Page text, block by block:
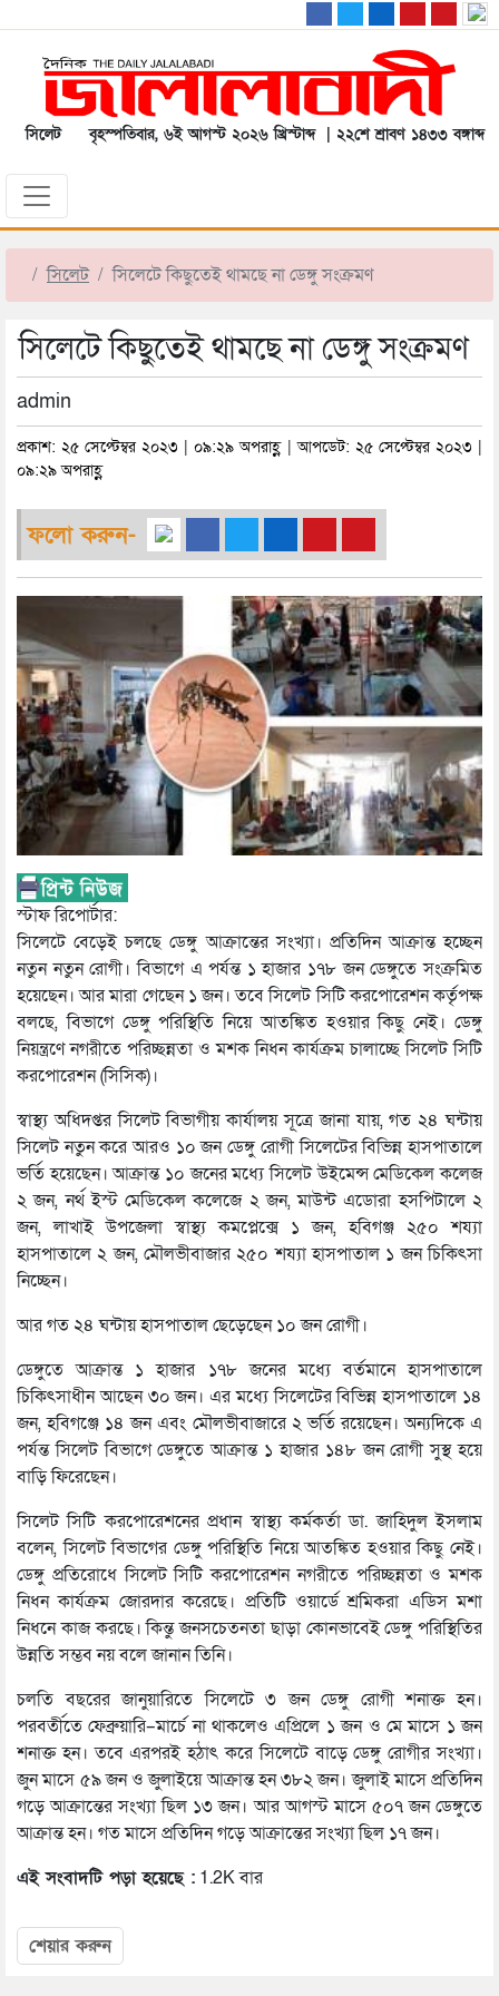
সিলেট বৃহস্পতিবার, ৬ই আগস্ট ২০২৬ খ্রিস্টাব্দ | ২২শে শ্রাবণ ১৪৩৩ বঙ্গাব্দ
সিলেট সিলেটে কিছুতেই থামছে না ডেঙ্গু সংক্রমণ
সিলেটে কিছুতেই থামছে না ডেঙ্গু সংক্রমণ
admin
প্রকাশ: ২৫ সেপ্টেম্বর ২০২৩ | ০৯:২৯ অপরাহ্ণ | আপডেট: ২৫ সেপ্টেম্বর ২০২৩ |
০৯:২৯ অপরাহ্ণ
ফলো করুন-
স্টাফ রিপোর্টার:
সিলেটে বেড়েই চলছে ডেঙ্গু আক্রান্তের সংখ্যা। প্রতিদিন আক্রান্ত হচ্ছেন
নতুন নতুন রোগী। বিভাগে এ পর্যন্ত ১ হাজার ১৭৮ জন ডেঙ্গুতে সংক্রমিত
হয়েছেন। আর মারা গেছেন ১ জন। তবে সিলেট সিটি করপোরেশন কর্তৃপক্ষ
বলছে, বিভাগে ডেঙ্গু পরিস্থিতি নিয়ে আতঙ্কিত হওয়ার কিছু নেই। ডেঙ্গু
নিয়ন্ত্রণে নগরীতে পরিচ্ছন্নতা ও মশক নিধন কার্যক্রম চালাচ্ছে সিলেট সিটি
করপোরেশন (সিসিক)।
স্বাস্থ্য অধিদপ্তর সিলেট বিভাগীয় কার্যালয় সূত্রে জানা যায়, গত ২৪ ঘন্টায়
সিলেট নতুন করে আরও ১০ জন ডেঙ্গু রোগী সিলেটের বিভিন্ন হাসপাতালে
ভর্তি হয়েছেন। আক্রান্ত ১০ জনের মধ্যে সিলেট উইমেন্স মেডিকেল কলেজ
২ জন, নর্থ ইস্ট মেডিকেল কলেজে ২ জন, মাউন্ট এডোরা হসপিটালে ২
জন, লাখাই উপজেলা স্বাস্থ্য কমপ্লেক্সে ১ জন, হবিগঞ্জ ২৫০ শয্যা
হাসপাতালে ২ জন, মৌলভীবাজার ২৫০ শয্যা হাসপাতাল ১ জন চিকিৎসা
নিচ্ছেন।
আর গত ২৪ ঘন্টায় হাসপাতাল ছেড়েছেন ১০ জন রোগী।
ডেঙ্গুতে আক্রান্ত ১ হাজার ১৭৮ জনের মধ্যে বর্তমানে হাসপাতালে
চিকিৎসাধীন আছেন ৩০ জন। এর মধ্যে সিলেটের বিভিন্ন হাসপাতালে ১৪
জন, হবিগঞ্জে ১৪ জন এবং মৌলভীবাজারে ২ ভর্তি রয়েছেন। অন্যদিকে এ
পর্যন্ত সিলেট বিভাগে ডেঙ্গুতে আক্রান্ত ১ হাজার ১৪৮ জন রোগী সুস্থ হয়ে
বাড়ি ফিরেছেন।
সিলেট সিটি করপোরেশনের প্রধান স্বাস্থ্য কর্মকর্তা ডা. জাহিদুল ইসলাম
বলেন, সিলেট বিভাগের ডেঙ্গু পরিস্থিতি নিয়ে আতঙ্কিত হওয়ার কিছু নেই।
ডেঙ্গু প্রতিরোধে সিলেট সিটি করপোরেশন নগরীতে পরিচ্ছন্নতা ও মশক
নিধন কার্যক্রম জোরদার করেছে। প্রতিটি ওয়ার্ডে শ্রমিকরা এডিস মশা
নিধনে কাজ করছে। কিন্তু জনসচেতনতা ছাড়া কোনভাবেই ডেঙ্গু পরিস্থিতির
উন্নতি সম্ভব নয় বলে জানান তিনি।
চলতি বছরের জানুয়ারিতে সিলেটে ৩ জন ডেঙ্গু রোগী শনাক্ত হন।
পরবর্তীতে ফেব্রুয়ারি–মার্চে না থাকলেও এপ্রিলে ১ জন ও মে মাসে ১ জন
শনাক্ত হন। তবে এরপরই হঠাৎ করে সিলেটে বাড়ে ডেঙ্গু রোগীর সংখ্যা।
জুন মাসে ৫৯ জন ও জুলাইয়ে আক্রান্ত হন ৩৮২ জন। জুলাই মাসে প্রতিদিন
গড়ে আক্রান্তের সংখ্যা ছিল ১৩ জন। আর আগস্ট মাসে ৫০৭ জন ডেঙ্গুতে
আক্রান্ত হন। গত মাসে প্রতিদিন গড়ে আক্রান্তের সংখ্যা ছিল ১৭ জন।
এই সংবাদটি পড়া হয়েছে : 1.2K বার
শেয়ার করুন